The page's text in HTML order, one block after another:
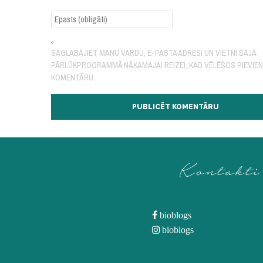
SAGLABĀJIET MANU VĀRDU, E-PASTA ADRESI UN VIETNI ŠAJĀ
PĀRLŪKPROGRAMMĀ NĀKAMAJAI REIZEI, KAD VĒLĒŠOS
KOMENTĀRU.
Kontakti
bioblogs
bioblogs